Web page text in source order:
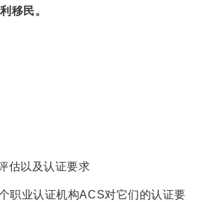
移民。
估以及认证要求
职业认证机构ACS对它们的认证要